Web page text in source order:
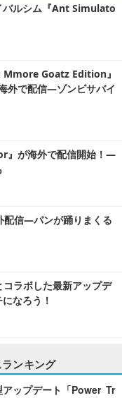
バルシム『Ant Simulato
Goatz Edition』
外で配信―ゾンビサバイ
』が海外で配信開始！―
配信―パンが踊りまくる
ラボした最新アップデ
なろう！
ンキング
アップデート「Power Tr